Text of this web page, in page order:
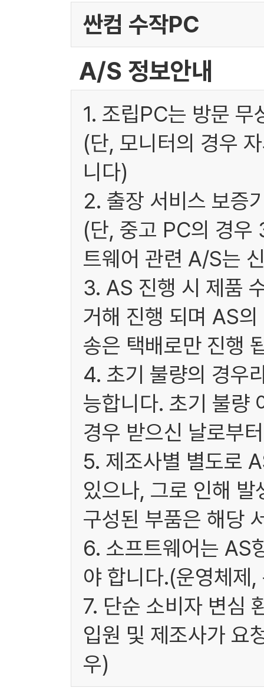
싼컴 수작PC
A/S 정보안내
1. 조립PC는 방문
(단, 모니터의 경우
니다)
2. 출장 서비스 보증
(단, 중고 PC의 경우
트웨어 관련 A/S는
3. AS 진행 시 제품
거해 진행 되며 AS
송은 택배로만 진행
4. 초기 불량의 경우
능합니다. 초기 불량
경우 받으신 날로부
5. 제조사별 별도로
있으나, 그로 인해
구성된 부품은 해당
6. 소프트웨어는 AS
야 합니다.(운영체제
7. 단순 소비자 변심
입원 및 제조사가 요
우)